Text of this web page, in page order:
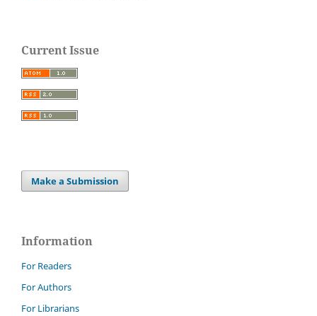
Current Issue
Make a Submission
Information
For Readers
For Authors
For Librarians